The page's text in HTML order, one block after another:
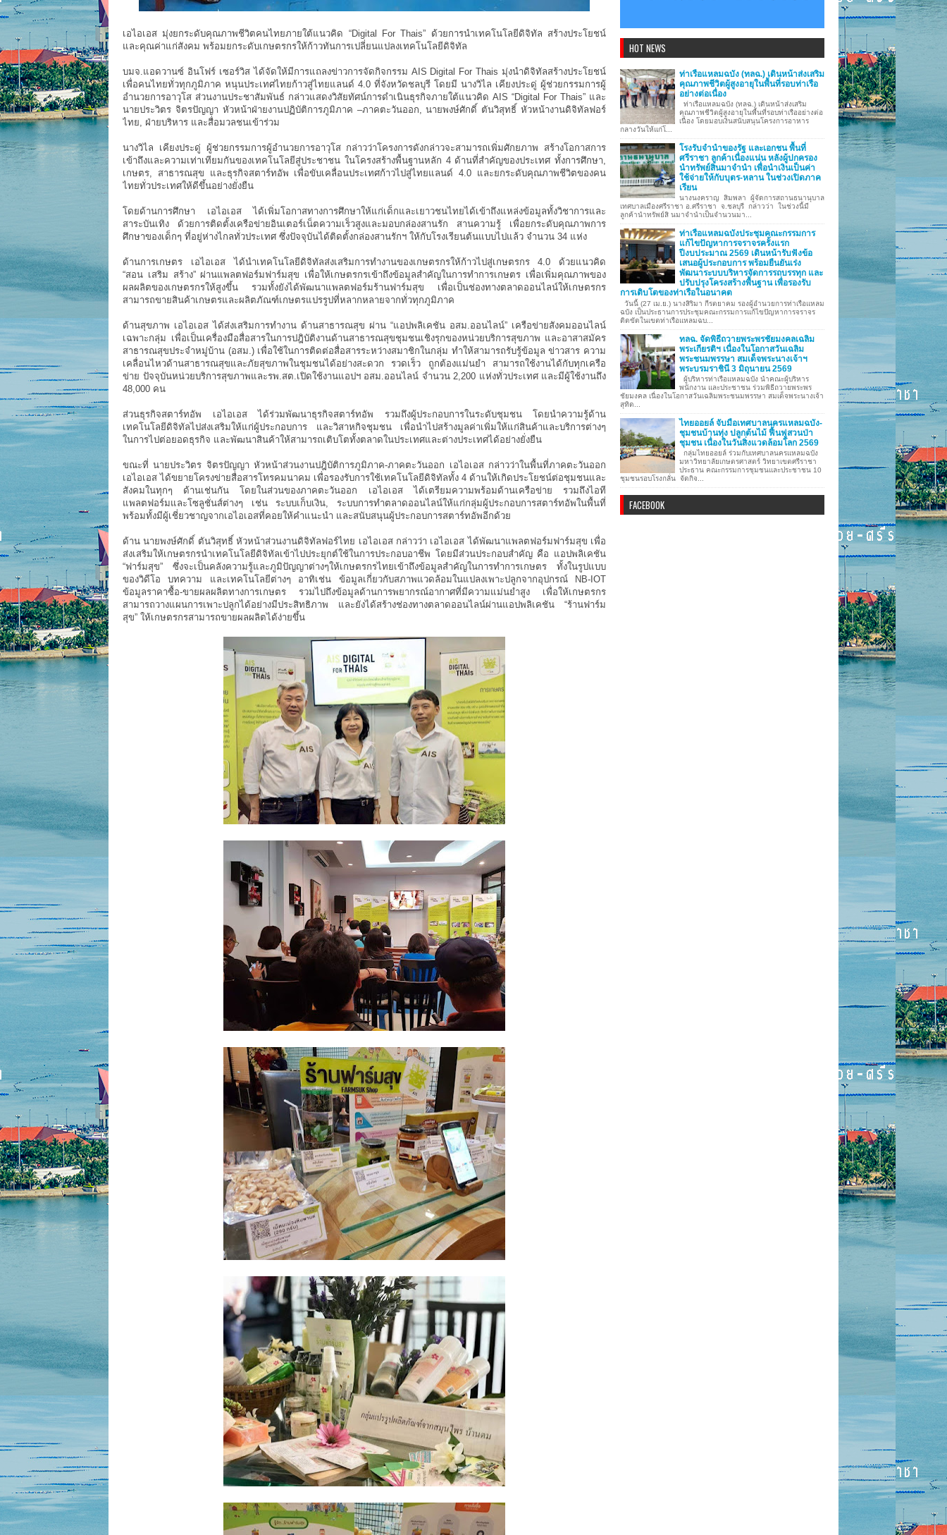
เอไอเอส มุ่งยกระดับคุณภาพชีวิตคนไทยภายใต้แนวคิด “Digital For Thais” ด้วยการนำเทคโนโลยีดิจิทัล สร้างประโยชน์
และคุณค่าแก่สังคม พร้อมยกระดับเกษตรกรให้ก้าวทันการเปลี่ยนแปลงเทคโนโลยีดิจิทัล
บมจ.แอดวานซ์ อินโฟร์ เซอร์วิส ได้จัดให้มีการแถลงข่าวการจัดกิจกรรม AIS Digital For Thais มุ่งนำดิจิทัลสร้างประโยชน์
เพื่อคนไทยทั่วทุกภูมิภาค หนุนประเทศไทยก้าวสู่ไทยแลนด์ 4.0 ที่จังหวัดชลบุรี โดยมี นางวิไล เคียงประดู่ ผู้ช่วยกรรมการผู้
อำนวยการอาวุโส ส่วนงานประชาสัมพันธ์ กล่าวแสดงวิสัยทัศน์การดำเนินธุรกิจภายใต้แนวคิด AIS “Digital For Thais” และ
นายประวิตร จิตรปัญญา หัวหน้าฝ่ายงานปฏิบัติการภูมิภาค –ภาคตะวันออก, นายพงษ์ศักดิ์ ตันวิสุทธิ์ หัวหน้างานดิจิทัลฟอร์
ไทย, ฝ่ายบริหาร และสื่อมวลชนเข้าร่วม
นางวิไล เคียงประดู่ ผู้ช่วยกรรมการผู้อำนวยการอาวุโส กล่าวว่าโครงการดังกล่าวจะสามารถเพิ่มศักยภาพ สร้างโอกาสการ
เข้าถึงและความเท่าเทียมกันของเทคโนโลยีสู่ประชาชน ในโครงสร้างพื้นฐานหลัก 4 ด้านที่สำคัญของประเทศ ทั้งการศึกษา,
เกษตร, สาธารณสุข และธุรกิจสตาร์ทอัพ เพื่อขับเคลื่อนประเทศก้าวไปสู่ไทยแลนด์ 4.0 และยกระดับคุณภาพชีวิตของคน
ไทยทั่วประเทศให้ดีขึ้นอย่างยั่งยืน
โดยด้านการศึกษา เอไอเอส ได้เพิ่มโอกาสทางการศึกษาให้แก่เด็กและเยาวชนไทยได้เข้าถึงแหล่งข้อมูลทั้งวิชาการและ
สาระบันเทิง ด้วยการติดตั้งเครือข่ายอินเตอร์เน็ตความเร็วสูงและมอบกล่องสานรัก สานความรู้ เพื่อยกระดับคุณภาพการ
ศึกษาของเด็กๆ ที่อยู่ห่างไกลทั่วประเทศ ซึ่งปัจจุบันได้ติดตั้งกล่องสานรักฯ ให้กับโรงเรียนต้นแบบไปแล้ว จำนวน 34 แห่ง
ด้านการเกษตร เอไอเอส ได้นำเทคโนโลยีดิจิทัลส่งเสริมการทำงานของเกษตรกรให้ก้าวไปสู่เกษตรกร 4.0 ด้วยแนวคิด
“สอน เสริม สร้าง” ผ่านแพลตฟอร์มฟาร์มสุข เพื่อให้เกษตรกรเข้าถึงข้อมูลสำคัญในการทำการเกษตร เพื่อเพิ่มคุณภาพของ
ผลผลิตของเกษตรกรให้สูงขึ้น รวมทั้งยังได้พัฒนาแพลตฟอร์มร้านฟาร์มสุข เพื่อเป็นช่องทางตลาดออนไลน์ให้เกษตรกร
สามารถขายสินค้าเกษตรและผลิตภัณฑ์เกษตรแปรรูปที่หลากหลายจากทั่วทุกภูมิภาค
ด้านสุขภาพ เอไอเอส ได้ส่งเสริมการทำงาน ด้านสาธารณสุข ผ่าน “แอปพลิเคชัน อสม.ออนไลน์” เครือข่ายสังคมออนไลน์
เฉพาะกลุ่ม เพื่อเป็นเครื่องมือสื่อสารในการปฎิบัติงานด้านสาธารณสุขชุมชนเชิงรุกของหน่วยบริการสุขภาพ และอาสาสมัคร
สาธารณสุขประจำหมู่บ้าน (อสม.) เพื่อใช้ในการติดต่อสื่อสารระหว่างสมาชิกในกลุ่ม ทำให้สามารถรับรู้ข้อมูล ข่าวสาร ความ
เคลื่อนไหวด้านสาธารณสุขและภัยสุขภาพในชุมชนได้อย่างสะดวก รวดเร็ว ถูกต้องแม่นยำ สามารถใช้งานได้กับทุกเครือ
ข่าย ปัจจุบันหน่วยบริการสุขภาพและรพ.สต.เปิดใช้งานแอปฯ อสม.ออนไลน์ จำนวน 2,200 แห่งทั่วประเทศ และมีผู้ใช้งานถึง
48,000 คน
ส่วนธุรกิจสตาร์ทอัพ เอไอเอส ได้ร่วมพัฒนาธุรกิจสตาร์ทอัพ รวมถึงผู้ประกอบการในระดับชุมชน โดยนำความรู้ด้าน
เทคโนโลยีดิจิทัลไปส่งเสริมให้แก่ผู้ประกอบการ และวิสาหกิจชุมชน เพื่อนำไปสร้างมูลค่าเพิ่มให้แก่สินค้าและบริการต่างๆ
ในการไปต่อยอดธุรกิจ และพัฒนาสินค้าให้สามารถเติบโตทั้งตลาดในประเทศและต่างประเทศได้อย่างยั่งยืน
ขณะที่ นายประวิตร จิตรปัญญา หัวหน้าส่วนงานปฎิบัติการภูมิภาค-ภาคตะวันออก เอไอเอส กล่าวว่าในพื้นที่ภาคตะวันออก
เอไอเอส ได้ขยายโครงข่ายสื่อสารโทรคมนาคม เพื่อรองรับการใช้เทคโนโลยีดิจิทัลทั้ง 4 ด้านให้เกิดประโยชน์ต่อชุมชนและ
สังคมในทุกๆ ด้านเช่นกัน โดยในส่วนของภาคตะวันออก เอไอเอส ได้เตรียมความพร้อมด้านเครือข่าย รวมถึงไอที
แพลตฟอร์มและโซลูชั่นส์ต่างๆ เช่น ระบบเก็บเงิน, ระบบการทำตลาดออนไลน์ให้แก่กลุ่มผู้ประกอบการสตาร์ทอัพในพื้นที่
พร้อมทั้งมีผู้เชี่ยวชาญจากเอไอเอสที่คอยให้คำแนะนำ และสนับสนุนผู้ประกอบการสตาร์ทอัพอีกด้วย
ด้าน นายพงษ์ศักดิ์ ตันวิสุทธิ์ หัวหน้าส่วนงานดิจิทัลฟอร์ไทย เอไอเอส กล่าวว่า เอไอเอส ได้พัฒนาแพลตฟอร์มฟาร์มสุข เพื่อ
ส่งเสริมให้เกษตรกรนำเทคโนโลยีดิจิทัลเข้าไปประยุกต์ใช้ในการประกอบอาชีพ โดยมีส่วนประกอบสำคัญ คือ แอปพลิเคชัน
“ฟาร์มสุข” ซึ่งจะเป็นคลังความรู้และภูมิปัญญาต่างๆให้เกษตรกรไทยเข้าถึงข้อมูลสำคัญในการทำการเกษตร ทั้งในรูปแบบ
ของวิดีโอ บทความ และเทคโนโลยีต่างๆ อาทิเช่น ข้อมูลเกี่ยวกับสภาพแวดล้อมในแปลงเพาะปลูกจากอุปกรณ์ NB-IOT
ข้อมูลราคาซื้อ-ขายผลผลิตทางการเกษตร รวมไปถึงข้อมูลด้านการพยากรณ์อากาศที่มีความแม่นยำสูง เพื่อให้เกษตรกร
สามารถวางแผนการเพาะปลูกได้อย่างมีประสิทธิภาพ และยังได้สร้างช่องทางตลาดออนไลน์ผ่านแอปพลิเคชัน “ร้านฟาร์ม
สุข” ให้เกษตรกรสามารถขายผลผลิตได้ง่ายขึ้น
HOT NEWS
ท่าเรือแหลมฉบัง (ทลฉ.) เดินหน้าส่งเสริม
คุณภาพชีวิตผู้สูงอายุในพื้นที่รอบท่าเรือ
อย่างต่อเนื่อง
ท่าเรือแหลมฉบัง (ทลฉ.) เดินหน้าส่งเสริม
คุณภาพชีวิตผู้สูงอายุในพื้นที่รอบท่าเรืออย่างต่อ
เนื่อง โดยมอบเงินสนับสนุนโครงการอาหาร
กลางวันให้แก่โ...
โรงรับจำนำของรัฐ และเอกชน พื้นที่
ศรีราชา ลูกค้าเนื่องแน่น หลังผู้ปกครอง
นำทรัพย์สินมาจำนำ เพื่อนำเงินเป็นค่า
ใช้จ่ายให้กับบุตร-หลาน ในช่วงเปิดภาค
เรียน
นางนงคราญ สิมพลา ผู้จัดการสถานธนานุบาล
เทศบาลเมืองศรีราชา อ.ศรีราชา จ.ชลบุรี กล่าวว่า ในช่วงนี้มี
ลูกค้านำทรัพย์สิ นมาจำนำเป็นจำนวนมา...
ท่าเรือแหลมฉบังประชุมคณะกรรมการ
แก้ไขปัญหาการจราจรครั้งแรก
ปีงบประมาณ 2569 เดินหน้ารับฟังข้อ
เสนอผู้ประกอบการ พร้อมยืนยันเร่ง
พัฒนาระบบบริหารจัดการรถบรรทุก และ
ปรับปรุงโครงสร้างพื้นฐาน เพื่อรองรับ
การเติบโตของท่าเรือในอนาคต
วันนี้ (27 เม.ย.) นางสิริมา กีรตยาคม รองผู้อำนวยการท่าเรือแหลม
ฉบัง เป็นประธานการประชุมคณะกรรมการแก้ไขปัญหาการจราจร
ติดขัดในเขตท่าเรือแหลมฉบ...
ทลฉ. จัดพิธีถวายพระพรชัยมงคลเฉลิม
พระเกียรติฯ เนื่องในโอกาสวันเฉลิม
พระชนมพรรษา สมเด็จพระนางเจ้าฯ
พระบรมราชินี 3 มิถุนายน 2569
ผู้บริหารท่าเรือแหลมฉบัง นำคณะผู้บริหาร
พนักงาน และประชาชน ร่วมพิธีถวายพระพร
ชัยมงคล เนื่องในโอกาสวันเฉลิมพระชนมพรรษา สมเด็จพระนางเจ้า
สุทิด...
ไทยออยล์ จับมือเทศบาลนครแหลมฉบัง-
ชุมชนบ้านทุ่ง ปลูกต้นไม้ ฟื้นฟูสวนป่า
ชุมชน เนื่องในวันสิ่งแวดล้อมโลก 2569
กลุ่มไทยออยล์ ร่วมกับเทศบาลนครแหลมฉบัง
มหาวิทยาลัยเกษตรศาสตร์ วิทยาเขตศรีราชา
ประธาน คณะกรรมการชุมชนและประชาชน 10
ชุมชนรอบโรงกลั่น จัดกิจ...
FACEBOOK